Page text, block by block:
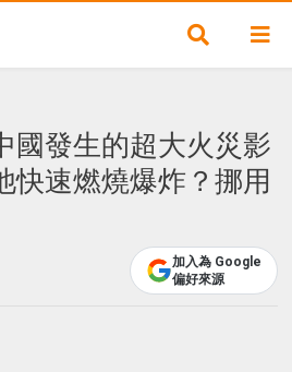
國發生的超大火災影
快速燃燒爆炸？挪用
加入為 Google
偏好來源